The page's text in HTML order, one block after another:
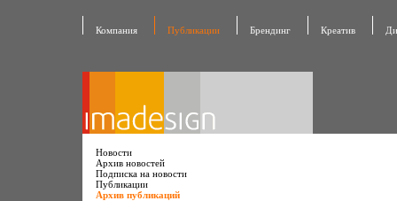
Компания Публикации Брендинг Креатив
Новости
Архив новостей
Подписка на новости
Публикации
Архив публикаций